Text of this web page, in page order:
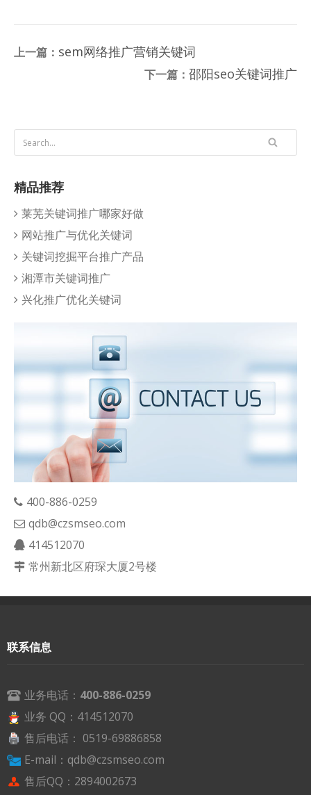
上一篇： sem网络推广营销关键词
下一篇： 邵阳seo关键词推广
精品推荐
莱芜关键词推广哪家好做
网站推广与优化关键词
关键词挖掘平台推广产品
湘潭市关键词推广
兴化推广优化关键词
400-886-0259
qdb@czsmseo.com
414512070
常州新北区府琛大厦2号楼
联系信息
业务电话： 400-886-0259
业务 QQ：414512070
售后电话： 0519-69886858
E-mail：qdb@czsmseo.com
售后QQ：2894002673